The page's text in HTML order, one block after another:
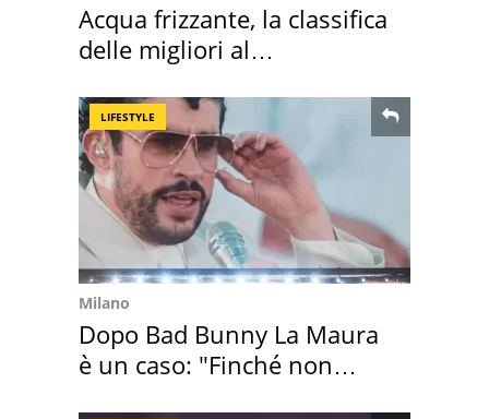
Acqua frizzante, la classifica
delle migliori al
LIFESTYLE
Milano
Dopo Bad Bunny La Maura
è un caso: "Finché non